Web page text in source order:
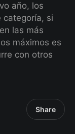
año, los
categoría, si
las más
máximos es
con otros
Share